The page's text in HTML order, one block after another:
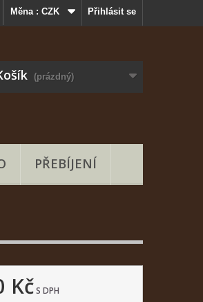
Přihlásit se
Měna : CZK
(prázdný)
PŘEBÍJENÍ
KčS DPH